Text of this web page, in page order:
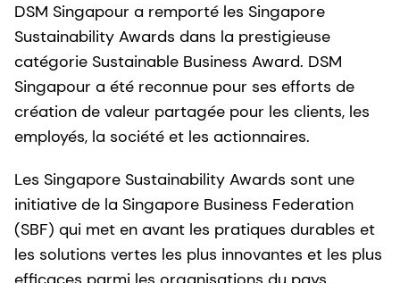
DSM Singapour a remporté les Singapore
Sustainability Awards dans la prestigieuse
catégorie Sustainable Business Award. DSM
Singapour a été reconnue pour ses efforts de
création de valeur partagée pour les clients, les
employés, la société et les actionnaires.
Les Singapore Sustainability Awards sont une
initiative de la Singapore Business Federation
(SBF) qui met en avant les pratiques durables et
les solutions vertes les plus innovantes et les plus